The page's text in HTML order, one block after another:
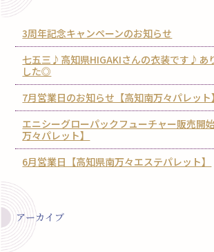
3周年記念キャンペーンのお知らせ
七五三♪高知県HIGAKIさんの衣装です♪あ
した◎
7月営業日のお知らせ【高知南万々パレット】
エニシーグローパックフューチャー販売開
万々パレット】
6月営業日【高知県南万々エステパレット】
アーカイブ